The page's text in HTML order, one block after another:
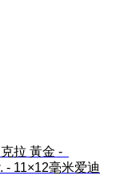
拉 黃金 -
- 11×12毫米爱迪